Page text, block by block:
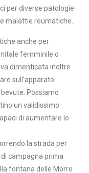
per diverse patologie
malattie reumatiche.
anche per
femminile o
dimenticata inoltre
sull’apparato
Possiamo
un validissimo
di aumentare lo
la strada per
campagna prima
fontana delle Morre